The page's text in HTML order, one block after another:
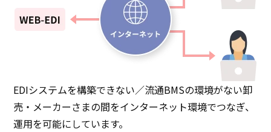
EDIシステムを構築できない／流通BMSの環境がない卸
売・メーカーさまの間をインターネット環境でつなぎ、
運用を可能にしています。